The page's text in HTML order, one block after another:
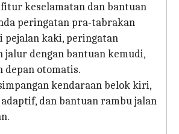
keselamatan dan bantuan
peringatan pra-tabrakan
pejalan kaki, peringatan
jalur dengan bantuan kemudi,
depan otomatis.
kendaraan belok kiri,
dan bantuan rambu jalan